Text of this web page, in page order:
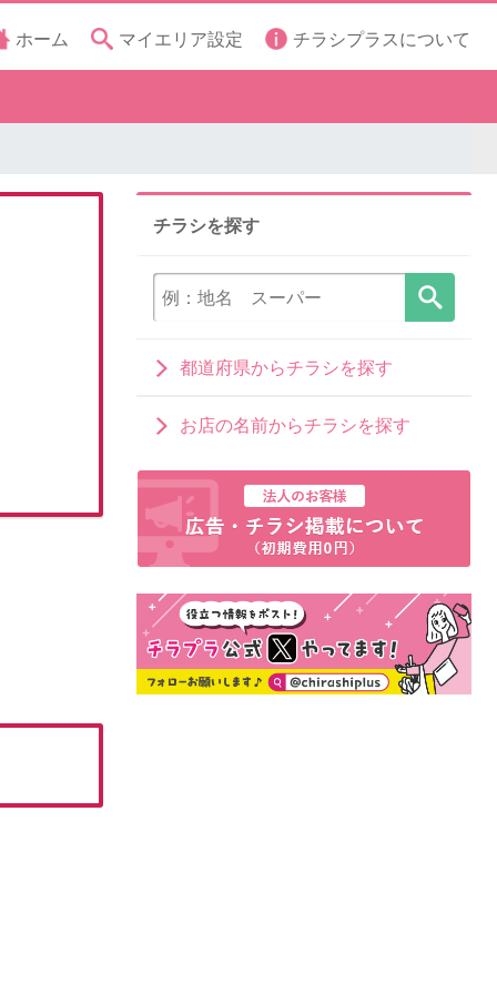
ホーム マイエリア設定 チラシプラスについて
チラシを探す
都道府県からチラシを探す
お店の名前からチラシを探す